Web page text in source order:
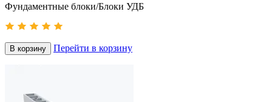
Фундаментные блоки/Блоки УДБ
В корзину Перейти в корзину